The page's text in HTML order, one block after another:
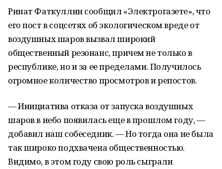
Ринат Фаткуллин сообщил «Электрогазете», что
его пост в соцсетях об экологическом вреде от
воздушных шаров вызвал широкий
общественный резонанс, причем не только в
республике, но и за ее пределами. Получилось
огромное количество просмотров и репостов.
— Инициатива отказа от запуска воздушных
шаров в небо появилась еще в прошлом году, —
добавил наш собеседник. — Но тогда она не была
так широко подхвачена общественностью.
Видимо, в этом году свою роль сыграли